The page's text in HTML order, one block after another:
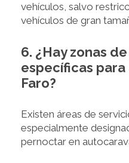
vehículos, salvo
vehículos de gran
6. ¿Hay zonas
específicas
Faro?
Existen áreas de
especialmente
pernoctar en